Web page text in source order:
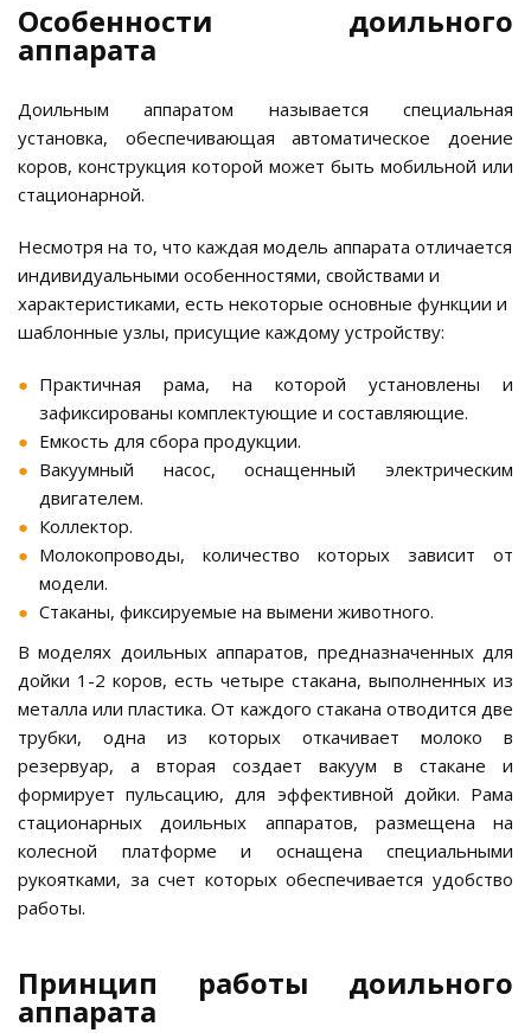
Особенности доильного
аппарата
Доильным аппаратом называется специальная
установка, обеспечивающая автоматическое доение
коров, конструкция которой может быть мобильной или
стационарной.
Несмотря на то, что каждая модель аппарата отличается
индивидуальными особенностями, свойствами и
характеристиками, есть некоторые основные функции и
шаблонные узлы, присущие каждому устройству:
Практичная рама, на которой установлены и
зафиксированы комплектующие и составляющие.
Емкость для сбора продукции.
Вакуумный насос, оснащенный электрическим
двигателем.
Коллектор.
Молокопроводы, количество которых зависит от
модели.
Стаканы, фиксируемые на вымени животного.
В моделях доильных аппаратов, предназначенных для
дойки 1-2 коров, есть четыре стакана, выполненных из
металла или пластика. От каждого стакана отводится две
трубки, одна из которых откачивает молоко в
резервуар, а вторая создает вакуум в стакане и
формирует пульсацию, для эффективной дойки. Рама
стационарных доильных аппаратов, размещена на
колесной платформе и оснащена специальными
рукоятками, за счет которых обеспечивается удобство
работы.
Принцип работы доильного
аппарата